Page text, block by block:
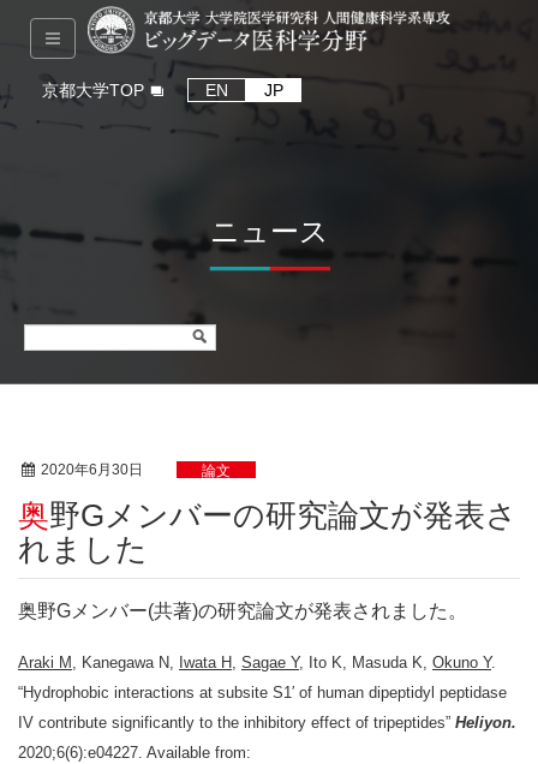
京都大学TOP EN JP
ニュース
2020年6月30日 論文
奥野Gメンバーの研究論文が発表さ
れました
奥野Gメンバー(共著)の研究論文が発表されました。
Araki M , Kanegawa N, Iwata H , Sagae Y, Ito K, Masuda K, Okuno Y.
“Hydrophobic interactions at subsite S1′ of human dipeptidyl peptidase
IV contribute significantly to the inhibitory effect of tripeptides” Heliyon.
2020;6(6):e04227. Available from: